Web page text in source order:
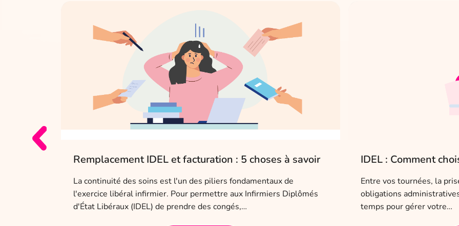
Remplacement IDEL et facturation : 5 choses à savoir
La continuité des soins est l'un des piliers fondamentaux de
l'exercice libéral infirmier. Pour permettre aux Infirmiers Diplômés
d'État Libéraux (IDEL) de prendre des congés,…
IDEL : Comment
Entre vos tournées, la
obligations
temps pour gérer votre…